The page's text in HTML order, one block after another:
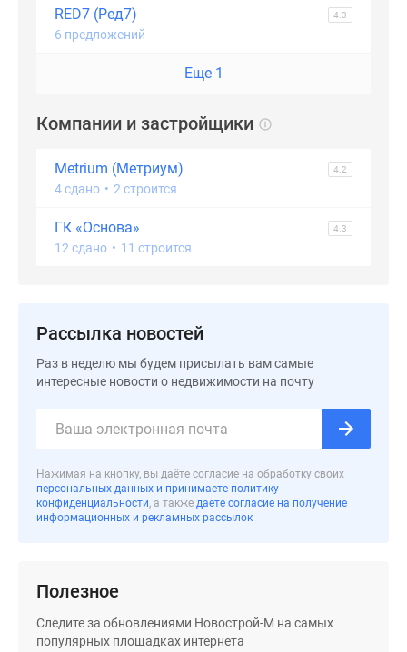
RED7 (Ред7) 4.3
6 предложений
Еще 1
Компании и застройщики
Metrium (Метриум) 4.2
4 сдано • 2 строится
ГК «Основа» 4.3
12 сдано • 11 строится
Рассылка новостей
Раз в неделю мы будем присылать вам самые
интересные новости о недвижимости на почту
Нажимая на кнопку, вы даёте согласие на обработку своих
персональных данных и принимаете политику
конфиденциальности, а также даёте согласие на получение
информационных и рекламных рассылок
Полезное
Следите за обновлениями Новострой-М на самых
популярных площадках интернета